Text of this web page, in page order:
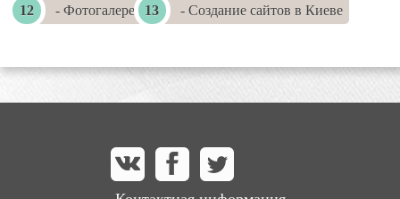
- Фотогалереи - Создание сайтов в Киеве